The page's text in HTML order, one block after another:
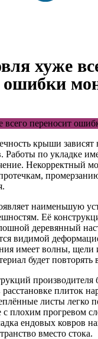
хуже
ошибки
крыши зависят
Работы по укладке
Некорректный
наименьшую
. Её
деревянный
видимой
имеет волны, щели
будет повторять
производителя
расстановке плиток
листы легко
плохим прогревом
ендовых ковров
вместо стока.